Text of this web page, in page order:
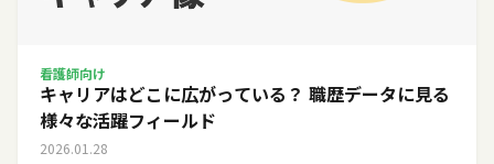
看護師向け
キャリアはどこに広がっている？ 職歴データに見る
様々な活躍フィールド
2026.01.28